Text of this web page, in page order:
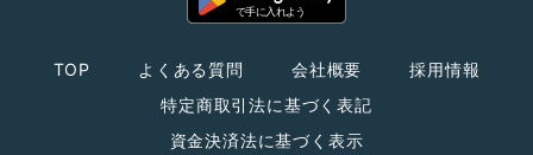
TOP よくある質問 会社概要
採用情報
特定商取引法に基づく表記
資金決済法に基づく表示